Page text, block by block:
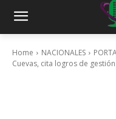
Home NACIONALES
Cuevas, cita logros de